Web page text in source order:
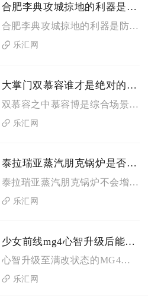
合肥李典攻城掠地的利器是什么
合肥李典攻城掠地的利器是防御特化的技能机制、顶配生存装备、盾...
乐汇网
大掌门双慕容谁才是绝对的强者
双慕容之中慕容博是综合场景下的绝对强者，慕容复仅能作为配套辅...
乐汇网
泰拉瑞亚蒸汽朋克锅炉是否会增加资源收集速度
泰拉瑞亚蒸汽朋克锅炉不会增加资源收集速度，它仅是一个困难模式...
乐汇网
少女前线mg4心智升级后能否应对更强大的敌人
心智升级至满改状态的MG4完全具备稳定应对高护甲、高血量、多...
乐汇网